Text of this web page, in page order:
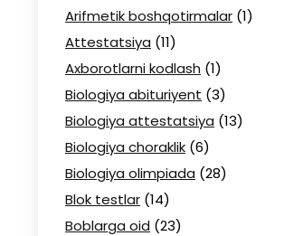
Arifmetik boshqotirmalar (1)
Attestatsiya (11)
Axborotlarni kodlash (1)
Biologiya abituriyent (3)
Biologiya attestatsiya (13)
Biologiya choraklik (6)
Biologiya olimpiada (28)
Blok testlar (14)
Boblarga oid (23)